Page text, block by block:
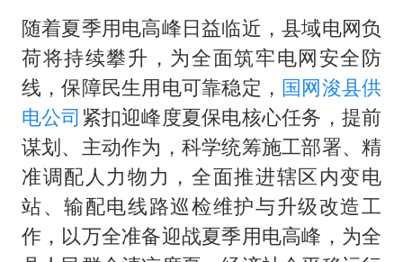
法国下周开始禁止未经同意的电话营销
多地要求领导干部带头休假
女子利用漏洞0元薅走3000多件家电
贵州轮胎子公司获美国退税8136万
东方甄选被判赔偿江小白30万元
奋进开新局 实干挑大梁
随着夏季用电高峰日益临近，县域电网负
荷将持续攀升，为全面筑牢电网安全防
线，保障民生用电可靠稳定， 国网浚县供
电公司 紧扣迎峰度夏保电核心任务，提前
谋划、主动作为，科学统筹施工部署、精
准调配人力物力，全面推进辖区内变电
站、输配电线路巡检维护与升级改造工
作，以万全准备迎战夏季用电高峰，为全